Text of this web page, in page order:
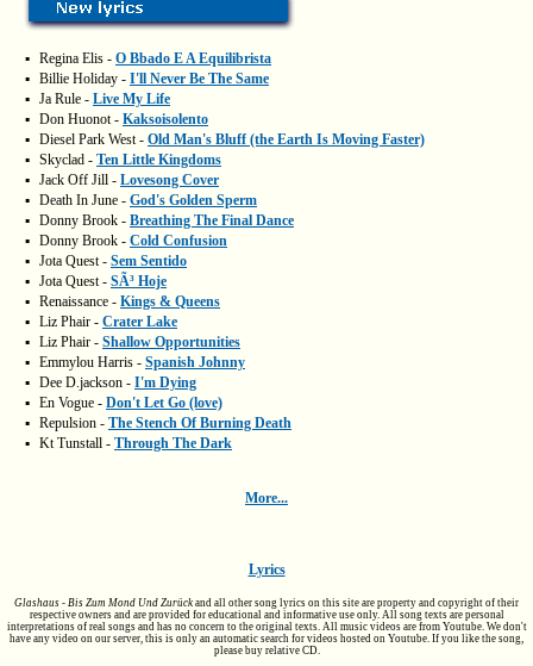
▪ Regina Elis - O Bbado E A Equilibrista
▪ Billie Holiday - I'll Never Be The Same
▪ Ja Rule - Live My Life
▪ Don Huonot - Kaksoisolento
▪ Diesel Park West - Old Man's Bluff (the Earth Is Moving Faster)
▪ Skyclad - Ten Little Kingdoms
▪ Jack Off Jill - Lovesong Cover
▪ Death In June - God's Golden Sperm
▪ Donny Brook - Breathing The Final Dance
▪ Donny Brook - Cold Confusion
▪ Jota Quest - Sem Sentido
▪ Jota Quest - SÃ³ Hoje
▪ Renaissance - Kings & Queens
▪ Liz Phair - Crater Lake
▪ Liz Phair - Shallow Opportunities
▪ Emmylou Harris - Spanish Johnny
▪ Dee D.jackson - I'm Dying
▪ En Vogue - Don't Let Go (love)
▪ Repulsion - The Stench Of Burning Death
▪ Kt Tunstall - Through The Dark
More...
Lyrics
Glashaus - Bis Zum Mond Und Zurück and all other song lyrics on this site are property and copyright of their
respective owners and are provided for educational and informative use only. All song texts are personal
interpretations of real songs and has no concern to the original texts. All music videos are from Youtube. We don't
have any video on our server, this is only an automatic search for videos hosted on Youtube. If you like the song,
please buy relative CD.